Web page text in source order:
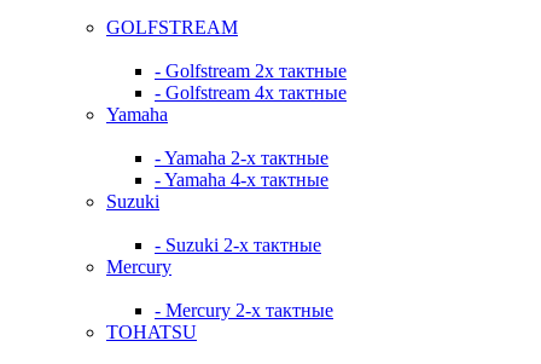
GOLFSTREAM
- Golfstream 2х тактные
- Golfstream 4х тактные
Yamaha
- Yamaha 2-х тактные
- Yamaha 4-х тактные
Suzuki
- Suzuki 2-х тактные
Mercury
- Mercury 2-х тактные
TOHATSU